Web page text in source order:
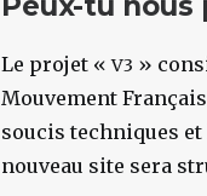
Le projet «V3 »
Mouvement
soucis techniques
nouveau site sera